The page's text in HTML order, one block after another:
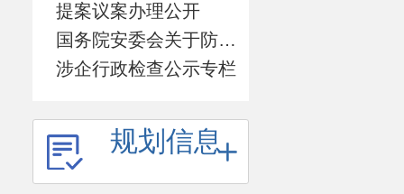
提案议案办理公开
国务院安委会关于防范遏制矿山领域重特大生产安全事故的硬措施专栏
涉企行政检查公示专栏
规划信息